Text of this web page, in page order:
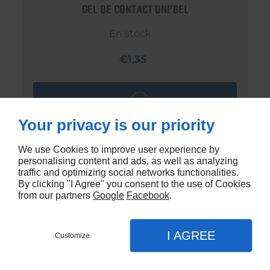
GEL DE CONTACT UNI’GEL
En stock
€1,35
Your privacy is our priority
We use Cookies to improve user experience by
personalising content and ads, as well as analyzing
traffic and optimizing social networks functionalities.
By clicking "I Agree" you consent to the use of Cookies
from our partners Google Facebook.
Customize I AGREE